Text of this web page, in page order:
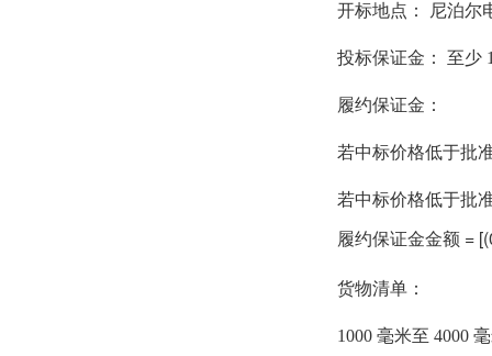
开标地点： 尼泊尔
投标保证金： 至少
履约保证金：
若中标价格低于批
若中标价格低于批
履约保证金金额 =
货物清单：
1000 毫米至 4000